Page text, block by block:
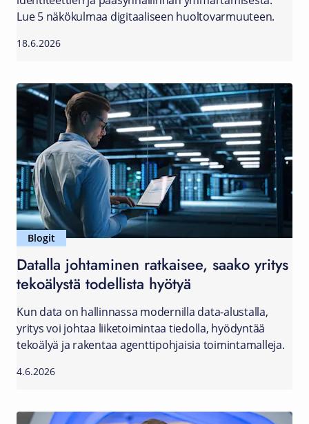
Lue 5 näkökulmaa digitaaliseen huoltovarmuuteen.
18.6.2026
Blogit
Datalla johtaminen ratkaisee, saako yritys
tekoälystä todellista hyötyä
Kun data on hallinnassa modernilla data-alustalla,
yritys voi johtaa liiketoimintaa tiedolla, hyödyntää
tekoälyä ja rakentaa agenttipohjaisia toimintamalleja.
4.6.2026